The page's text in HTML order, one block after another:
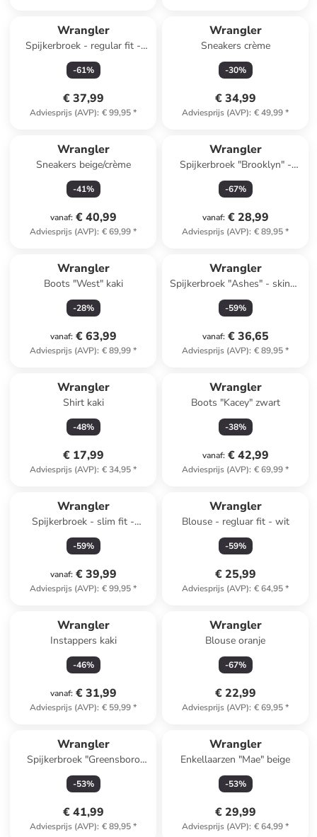
Wrangler
Spijkerbroek - regular fit -
blauw
-61%
€ 37,99
Adviesprijs (AVP): € 99,95*
Wrangler
Sneakers crème
-30%
€ 34,99
Adviesprijs (AVP): € 49,99*
Wrangler
Sneakers beige/crème
-41%
vanaf: € 40,99
Adviesprijs (AVP): € 69,99*
Wrangler
Spijkerbroek "Brooklyn" -
skinny fit - lichtblauw
-67%
vanaf: € 28,99
Adviesprijs (AVP): € 89,95*
Wrangler
Boots "West" kaki
-28%
vanaf: € 63,99
Adviesprijs (AVP): € 89,99*
Wrangler
Spijkerbroek "Ashes" - skinny
fit - grijs
-59%
vanaf: € 36,65
Adviesprijs (AVP): € 89,95*
Wrangler
Shirt kaki
-48%
€ 17,99
Adviesprijs (AVP): € 34,95*
Wrangler
Boots "Kacey" zwart
-38%
vanaf: € 42,99
Adviesprijs (AVP): € 69,99*
Wrangler
Spijkerbroek - slim fit -
donkerblauw
-59%
vanaf: € 39,99
Adviesprijs (AVP): € 99,95*
Wrangler
Blouse - regluar fit - wit
-59%
€ 25,99
Adviesprijs (AVP): € 64,95*
Wrangler
Instappers kaki
-46%
vanaf: € 31,99
Adviesprijs (AVP): € 59,99*
Wrangler
Blouse oranje
-67%
€ 22,99
Adviesprijs (AVP): € 69,95*
Wrangler
Spijkerbroek "Greensboro
Vito" - regular fit - blauw
-53%
€ 41,99
Adviesprijs (AVP): € 89,95*
Wrangler
Enkellaarzen "Mae" beige
-53%
€ 29,99
Adviesprijs (AVP): € 64,99*